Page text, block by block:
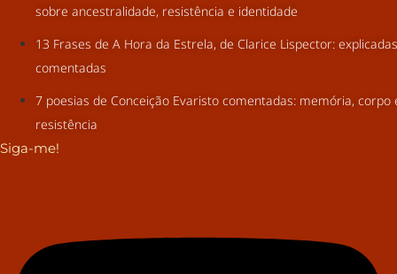
sobre ancestralidade, resistência e identidade
13 Frases de A Hora da Estrela, de Clarice Lispector:
comentadas
7 poesias de Conceição Evaristo comentadas: memória, corpo
resistência
Siga-me!